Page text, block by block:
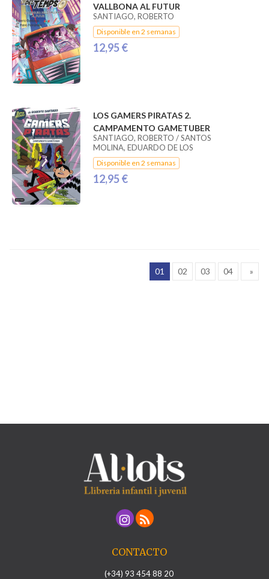
VALLBONA AL FUTUR
SANTIAGO, ROBERTO
Disponible en 2 semanas
12,95 €
LOS GAMERS PIRATAS 2.
CAMPAMENTO GAMETUBER
SANTIAGO, ROBERTO / SANTOS
MOLINA, EDUARDO DE LOS
Disponible en 2 semanas
12,95 €
01 02 03 04 »
CONTACTO
(+34) 93 454 88 20